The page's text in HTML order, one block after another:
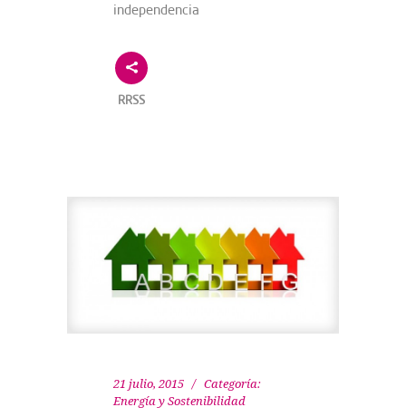
independencia
RRSS
21 julio, 2015
Categoría:
Energía y Sostenibilidad